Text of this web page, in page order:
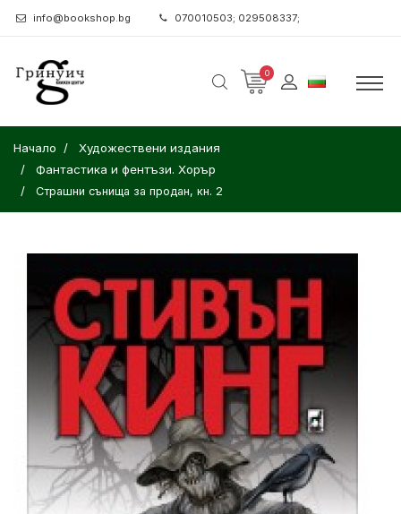
info@bookshop.bg 070010503; 029508337;
0
Начало
Художествени издания
Фантастика и фентъзи. Хорър
Страшни сънища за продан, кн. 2